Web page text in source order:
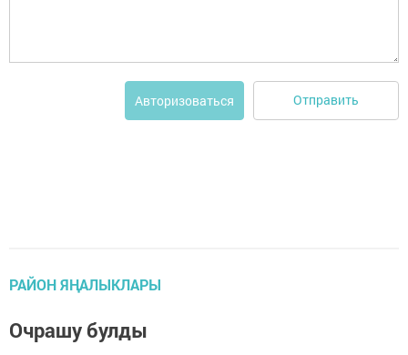
Авторизоваться Отправить
РАЙОН ЯҢАЛЫКЛАРЫ
Очрашу булды